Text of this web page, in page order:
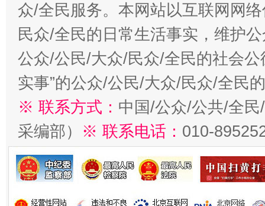
众/全民服务。本网站以互联网网
民众/全民的日常生活事实，维护
公众/公民/大众/民众/全民的社会公
实事”的公众/公民/大众/民众/全民
※ 联系方式： 中国/公众/公共/全
采编部） ※ 联系电话： 010-